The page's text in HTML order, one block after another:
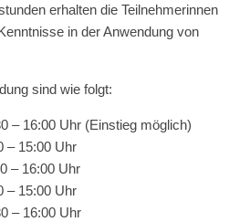
erhalten die Teilnehmerinnen
in der Anwendung von
sind wie folgt:
– 16:00 Uhr (Einstieg möglich)
– 15:00 Uhr
– 16:00 Uhr
– 15:00 Uhr
– 16:00 Uhr